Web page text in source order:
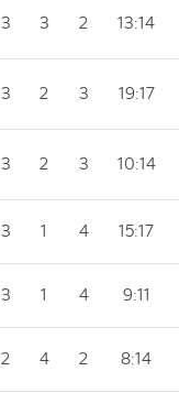
3 3 2 13:14
3 2 3 19:17
3 2 3 10:14
3 1 4 15:17
3 1 4 9:11
2 4 2 8:14